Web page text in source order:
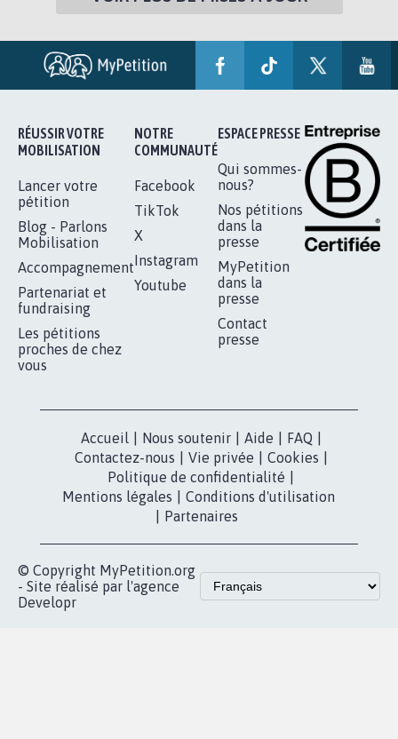
RÉUSSIR VOTRE
MOBILISATION
Lancer votre
pétition
Blog - Parlons
Mobilisation
Accompagnement
Partenariat et
fundraising
Les pétitions
proches de chez
vous
NOTRE
COMMUNAUTÉ
Facebook
TikTok
X
Instagram
Youtube
ESPACE PRESSE
Qui sommes-
nous?
Nos pétitions
dans la
presse
MyPetition
dans la
presse
Contact
presse
Accueil Nous soutenir Aide FAQ
Contactez-nous
Vie privée Cookies
Politique de confidentialité
Mentions légales
Conditions d'utilisation
Partenaires
© Copyright MyPetition.org
- Site réalisé par l'agence
Developr